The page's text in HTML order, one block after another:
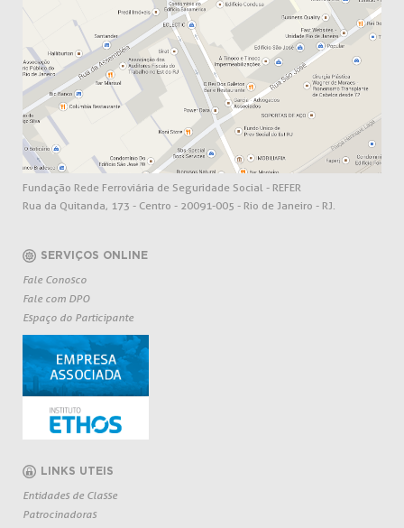
Fundação Rede Ferroviária de Seguridade Social - REFER
Rua da Quitanda, 173 - Centro - 20091-005 - Rio de Janeiro - RJ.
SERVIÇOS ONLINE
Fale Conosco
Fale com DPO
Espaço do Participante
LINKS UTEIS
Entidades de Classe
Patrocinadoras